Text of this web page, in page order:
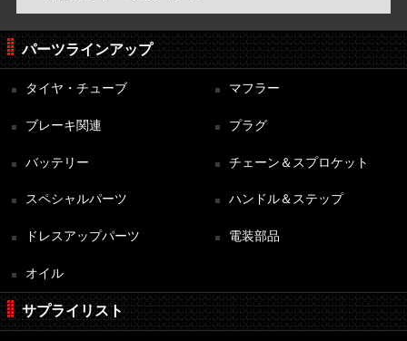
パーツラインアップ
タイヤ・チューブ マフラー
ブレーキ関連 プラグ
バッテリー チェーン＆スプロケット
スペシャルパーツ ハンドル＆ステップ
ドレスアップパーツ 電装部品
オイル
サプライリスト